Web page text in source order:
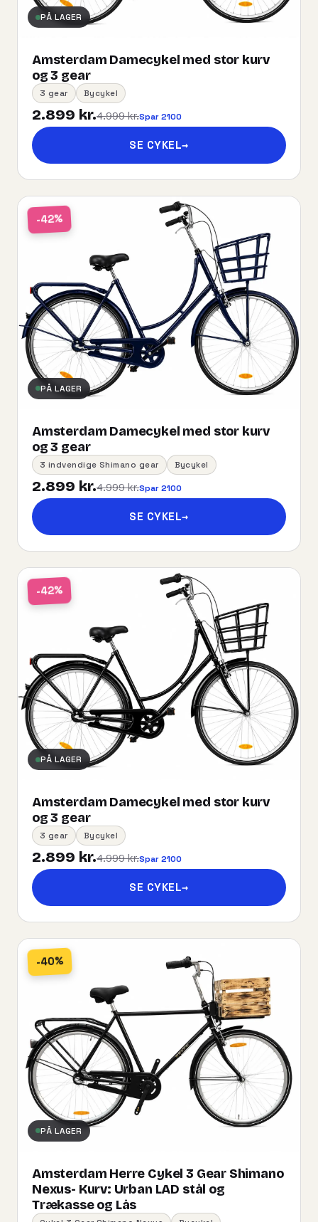
PÅ LAGER
Amsterdam Damecykel med stor kurv
og 3 gear
3 gear Bycykel
2.899 kr.4.999 kr.Spar 2100
SE CYKEL→
-42%
PÅ LAGER
Amsterdam Damecykel med stor kurv
og 3 gear
3 indvendige Shimano gear Bycykel
2.899 kr.4.999 kr.Spar 2100
SE CYKEL→
-42%
PÅ LAGER
Amsterdam Damecykel med stor kurv
og 3 gear
3 gear Bycykel
2.899 kr.4.999 kr.Spar 2100
SE CYKEL→
-40%
PÅ LAGER
Amsterdam Herre Cykel 3 Gear Shimano
Nexus- Kurv:​ ​Urban​ ​LAD​ ​stål og
Trækasse og Lås